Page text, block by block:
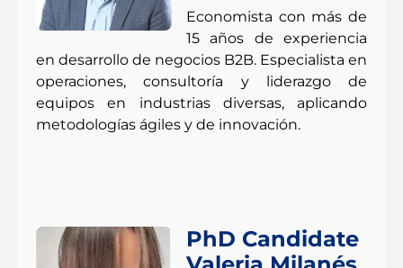
Economista con más de
15 años de experiencia
en desarrollo de negocios B2B. Especialista en
operaciones, consultoría y liderazgo de
equipos en industrias diversas, aplicando
metodologías ágiles y de innovación.
PhD Candidate